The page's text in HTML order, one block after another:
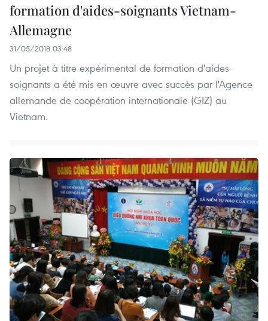
formation d'aides-soignants Vietnam-
Allemagne
31/05/2018 03:48
Un projet à titre expérimental de formation d'aides-
soignants a été mis en œuvre avec succès par l'Agence
allemande de coopération internationale (GIZ) au
Vietnam.